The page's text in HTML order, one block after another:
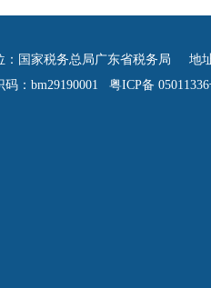
：国家税务总局广东省税务局 地
码：bm29190001 粤ICP备